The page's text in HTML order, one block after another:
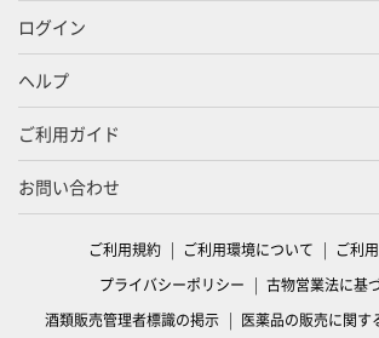
ログイン
ヘルプ
ご利用ガイド
お問い合わせ
ご利用規約 ご利用環境について
ご利
プライバシーポリシー
古物営業法に基
酒類販売管理者標識の掲示
医薬品の販売に関す